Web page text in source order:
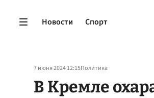
Новости Спорт
7 июня 2024 12:15Политика
В Кремле